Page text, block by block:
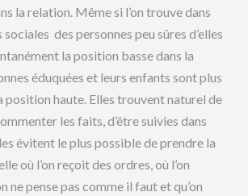
la relation. Même si l’on trouve dans
des personnes peu sûres d’elles
la position basse dans la
éduquées et leurs enfants sont plus
position haute. Elles trouvent naturel de
les faits, d’être suivies dans
évitent le plus possible de prendre la
où l’on reçoit des ordres, où l’on
ne pense pas comme il faut et qu’on